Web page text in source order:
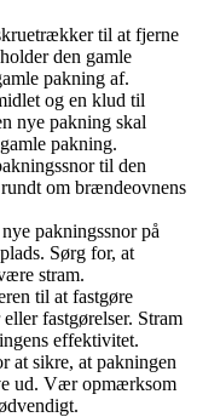
til at fjerne
den gamle
pakning af.
og en klud til
nye pakning skal
pakning.
til den
om brændeovnens
pakningssnor på
Sørg for, at
stram.
til at fastgøre
fastgørelser. Stram
effektivitet.
at sikre, at pakningen
ud. Vær opmærksom